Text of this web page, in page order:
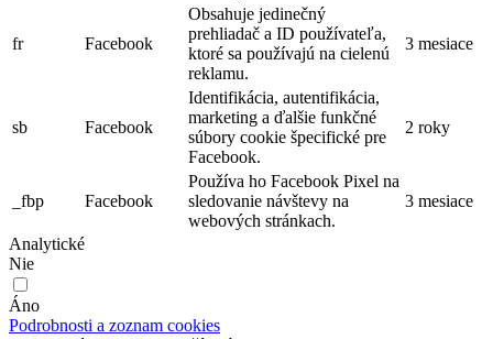
fr Facebook
Obsahuje jedinečný
prehliadač a ID používateľa,
ktoré sa používajú na cielenú
reklamu.
3 mesiace
sb Facebook
Identifikácia, autentifikácia,
marketing a ďalšie funkčné
súbory cookie špecifické pre
Facebook.
2 roky
_fbp Facebook
Používa ho Facebook Pixel na
sledovanie návštevy na
webových stránkach.
3 mesiace
Analytické
Nie
Áno
Podrobnosti a zoznam cookies